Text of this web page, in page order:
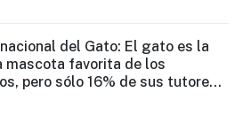
CLAUDIA SHEINBAUM
del Gato: El gato es la
mascota favorita de los
pero sólo 16% de sus tutores
vacunación